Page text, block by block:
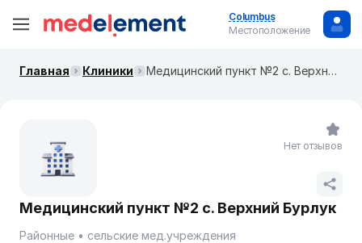
Columbus
Местоположение
Главная Клиники Медицинский пункт №2 с. Верхний Бурлук
Медицинский пункт №2 с. Верхний Бурлук
Районные
сельские мед.учреждения
Нет отзывов